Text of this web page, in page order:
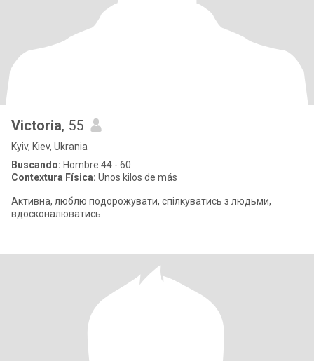
Victoria, 55
Kyiv, Kiev, Ukrania
Buscando: Hombre 44 - 60
Contextura Física: Unos kilos de más
Активна, люблю подорожувати, спілкуватись з людьми,
вдосконалюватись